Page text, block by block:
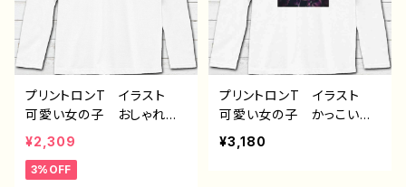
ク G-6
プリントロンT イラスト
可愛い女の子 おしゃれ
服 病みかわいい メンヘ
ラ ヤンデレ 指ハート
個性的 おすすめ 黒髪
¥2,309
3%OFF
プリントロンT イラスト
可愛い女の子 かっこいい
女子 おしゃれ服 エモ
い 病みかわいい メンヘ
¥3,180